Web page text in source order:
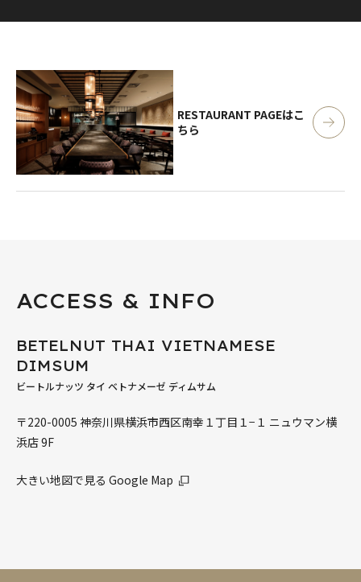
RESTAURANT PAGEはこ
ちら
ACCESS & INFO
BETELNUT THAI VIETNAMESE
DIMSUM
ビートルナッツ タイ ベトナメーゼ ディムサム
〒220-0005 神奈川県横浜市西区南幸１丁目１−１ ニュウマン横
浜店 9F
大きい地図で見る Google Map